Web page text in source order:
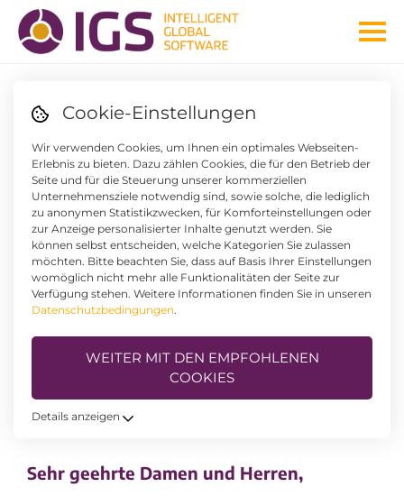
Cookie-Einstellungen
Wir verwenden Cookies, um Ihnen ein optimales Webseiten-
Erlebnis zu bieten. Dazu zählen Cookies, die für den Betrieb der
Seite und für die Steuerung unserer kommerziellen
Unternehmensziele notwendig sind, sowie solche, die lediglich
zu anonymen Statistikzwecken, für Komforteinstellungen oder
zur Anzeige personalisierter Inhalte genutzt werden. Sie
können selbst entscheiden, welche Kategorien Sie zulassen
möchten. Bitte beachten Sie, dass auf Basis Ihrer Einstellungen
womöglich nicht mehr alle Funktionalitäten der Seite zur
Verfügung stehen. Weitere Informationen finden Sie in unseren
Datenschutzbedingungen.
WEITER MIT DEN EMPFOHLENEN
COOKIES
Details anzeigen
SCHULUNGSTERMINE 2.
HALBJAHR 2020
Sehr geehrte Damen und Herren,